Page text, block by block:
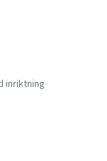
inriktning